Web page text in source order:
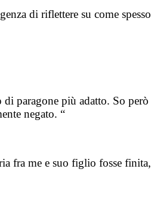
di riflettere su come spesso
di paragone più adatto. So però
negato. “
fra me e suo figlio fosse finita,